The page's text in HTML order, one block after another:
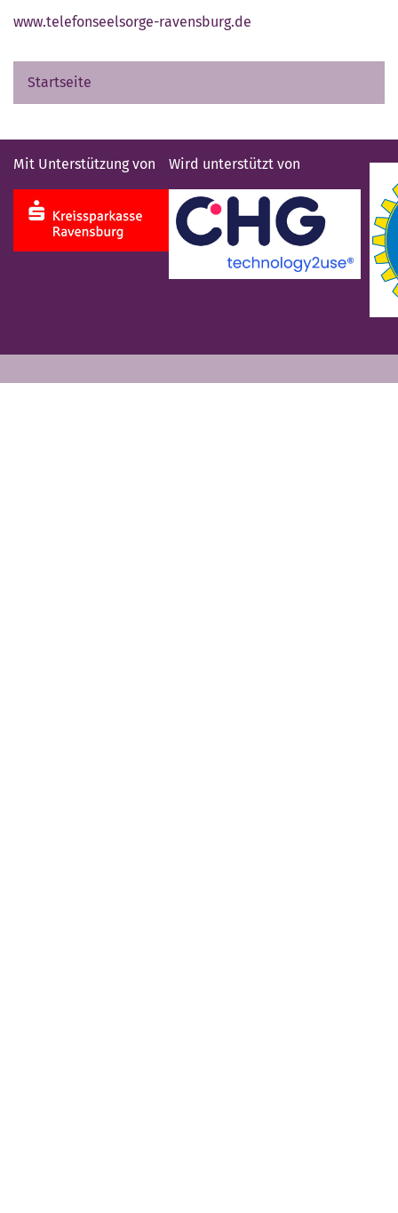
www.telefonseelsorge-ravensburg.de
Startseite
Mit Unterstützung von Wird unterstützt von